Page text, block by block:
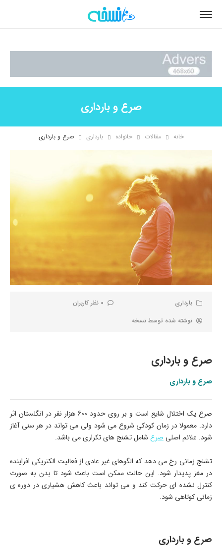
صرع و بارداری
خانه مقالات خانواده بارداری صرع و بارداری
بارداری
0 نظر کاربران
نوشته شده توسط نسخه
صرع و بارداری
صرع و بارداری
صرع یک اختلال شایع است و بر روی حدود 600 هزار نفر در انگلستان اثر
دارد. معمولا در زمان کودکی شروع می شود ولی می تواند در هر سنی آغاز
شود. علائم اصلی صرع شامل تشنج های تکراری می باشد.
تشنج زمانی رخ می دهد که الگوهای غیر عادی از فعالیت الکتریکی افزاینده
در مغز پدیدار شود. این حالت ممکن است باعث شود تا بدن به صورت
کنترل نشده ای حرکت کند و می تواند باعث کاهش هشیاری در دوره ی
زمانی کوتاهی شود.
صرع و بارداری